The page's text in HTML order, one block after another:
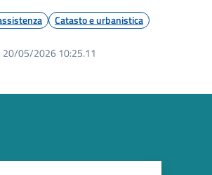
Catasto e urbanistica
20/05/2026 10:25.11